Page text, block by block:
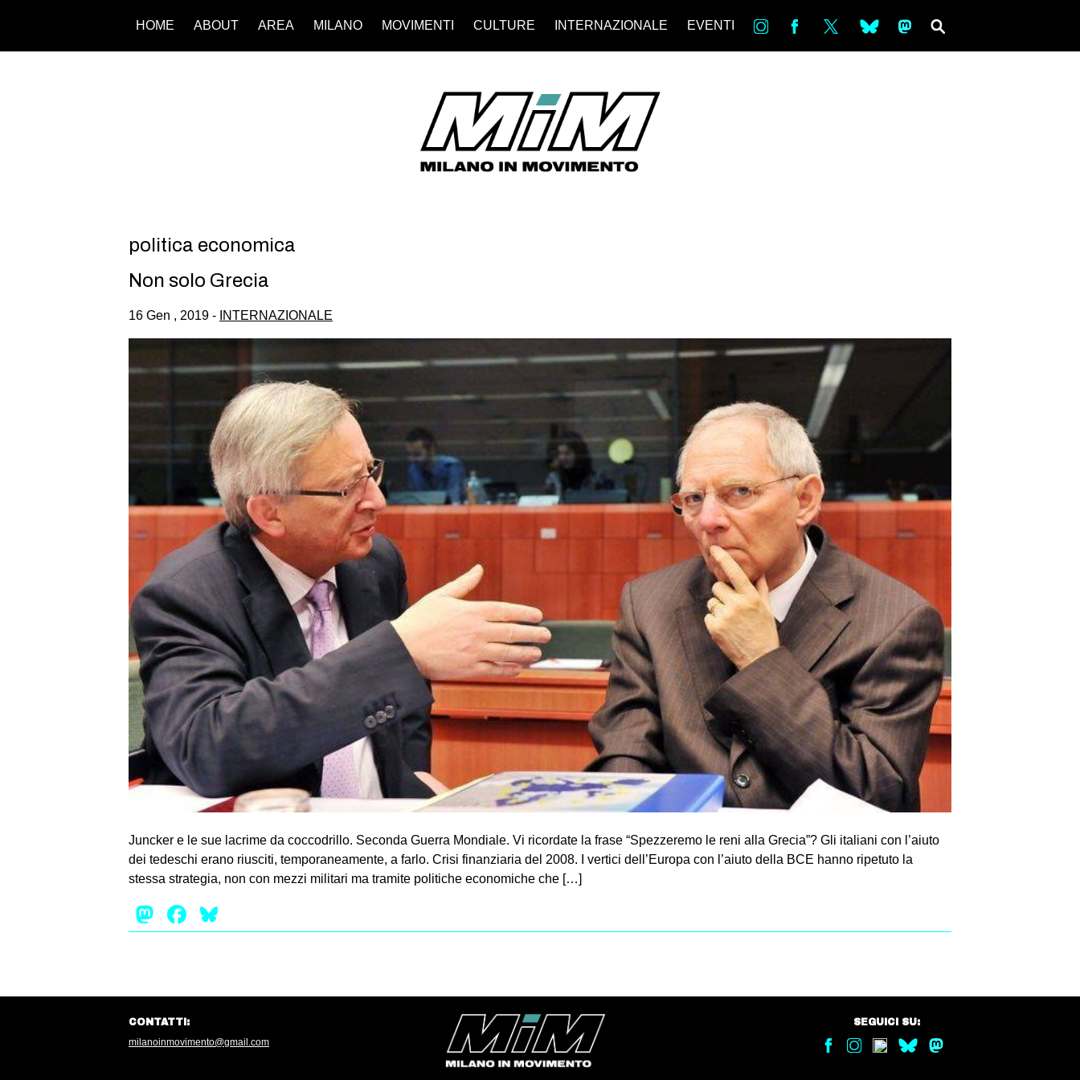
HOME ABOUT AREA MILANO MOVIMENTI CULTURE INTERNAZIONALE EVENTI in bsky ms
politica economica
Non solo Grecia
16 Gen , 2019 - INTERNAZIONALE
Juncker e le sue lacrime da coccodrillo. Seconda Guerra Mondiale. Vi ricordate la frase “Spezzeremo le reni alla Grecia”? Gli italiani con l’aiuto
dei tedeschi erano riusciti, temporaneamente, a farlo. Crisi finanziaria del 2008. I vertici dell’Europa con l’aiuto della BCE hanno ripetuto la
stessa strategia, non con mezzi militari ma tramite politiche economiche che […]
Mastodon
Facebook
CONTATTI:
milanoinmovimento@gmail.com
SEGUICI SU: